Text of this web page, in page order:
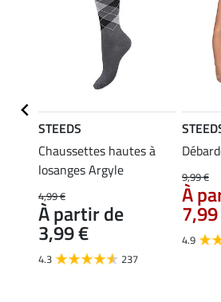
STEEDS
Chaussettes hautes à
losanges Argyle
4,99 €
À partir de
3,99 €
4.3 237
9,99 €
À
4.9